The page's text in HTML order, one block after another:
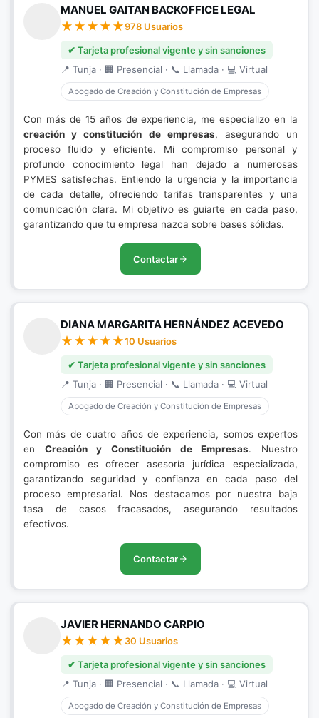
MANUEL GAITAN BACKOFFICE LEGAL
978 Usuarios
✔ Tarjeta profesional vigente y sin sanciones
📍 Tunja · 🏢 Presencial · 📞 Llamada · 💻 Virtual
Abogado de Creación y Constitución de Empresas
Con más de 15 años de experiencia, me especializo en la
creación y constitución de empresas, asegurando un
proceso fluido y eficiente. Mi compromiso personal y
profundo conocimiento legal han dejado a numerosas
PYMES satisfechas. Entiendo la urgencia y la importancia
de cada detalle, ofreciendo tarifas transparentes y una
comunicación clara. Mi objetivo es guiarte en cada paso,
garantizando que tu empresa nazca sobre bases sólidas.
Contactar
DIANA MARGARITA HERNÁNDEZ ACEVEDO
10 Usuarios
✔ Tarjeta profesional vigente y sin sanciones
📍 Tunja · 🏢 Presencial · 📞 Llamada · 💻 Virtual
Abogado de Creación y Constitución de Empresas
Con más de cuatro años de experiencia, somos expertos
en Creación y Constitución de Empresas. Nuestro
compromiso es ofrecer asesoría jurídica especializada,
garantizando seguridad y confianza en cada paso del
proceso empresarial. Nos destacamos por nuestra baja
tasa de casos fracasados, asegurando resultados
efectivos.
Contactar
JAVIER HERNANDO CARPIO
30 Usuarios
✔ Tarjeta profesional vigente y sin sanciones
📍 Tunja · 🏢 Presencial · 📞 Llamada · 💻 Virtual
Abogado de Creación y Constitución de Empresas